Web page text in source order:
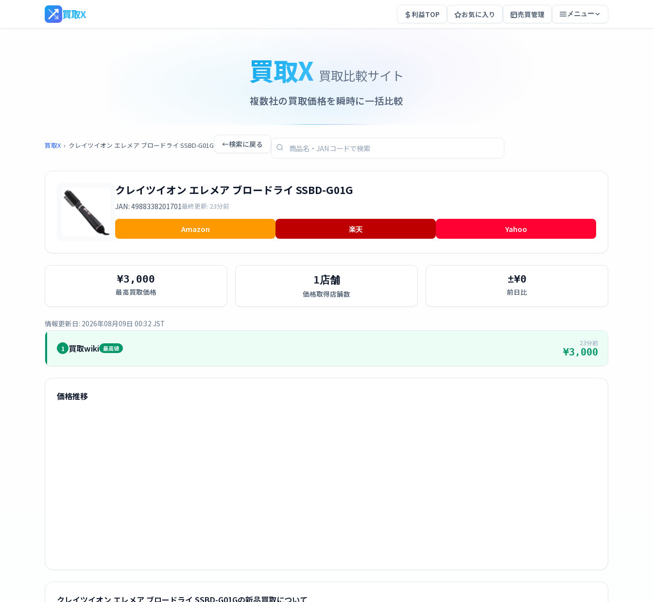
買取X 利益TOP お気に入り 売買管理 メニュー
買取X 買取比較サイト
複数社の買取価格を瞬時に一括比較
買取X › クレイツイオン エレメア ブロードライ SSBD-G01G ←検索に戻る
クレイツイオン エレメア ブロードライ SSBD-G01G
JAN: 4988338201701最終更新: 23分前
Amazon 楽天 Yahoo
¥3,000
最高買取価格
1店舗
価格取得店舗数
±¥0
前日比
情報更新日: 2026年08月09日 00:32 JST
1 買取wiki 最高値
23分前
¥3,000
価格推移
クレイツイオン エレメア ブロードライ SSBD-G01Gの新品買取について